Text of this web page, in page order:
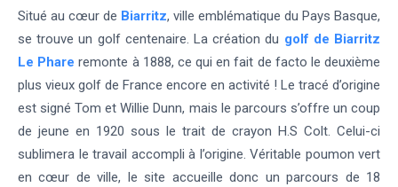
Situé au cœur de Biarritz, ville emblématique du Pays Basque,
se trouve un golf centenaire. La création du golf de Biarritz
Le Phare remonte à 1888, ce qui en fait de facto le deuxième
plus vieux golf de France encore en activité ! Le tracé d’origine
est signé Tom et Willie Dunn, mais le parcours s’offre un coup
de jeune en 1920 sous le trait de crayon H.S Colt. Celui-ci
sublimera le travail accompli à l’origine. Véritable poumon vert
en cœur de ville, le site accueille donc un parcours de 18